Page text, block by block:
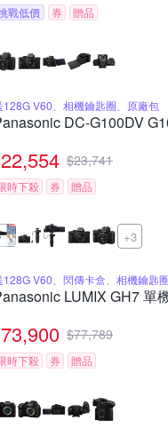
戰低價 券 贈品
128G V60、相機鑰匙圈、原廠包
DC-G100DV
22,554 $23,741
時下殺 券 贈品
+3
128G V60、閃傳卡盒、相機鑰匙圈
LUMIX GH7 單
73,900 $77,789
時下殺 券 贈品